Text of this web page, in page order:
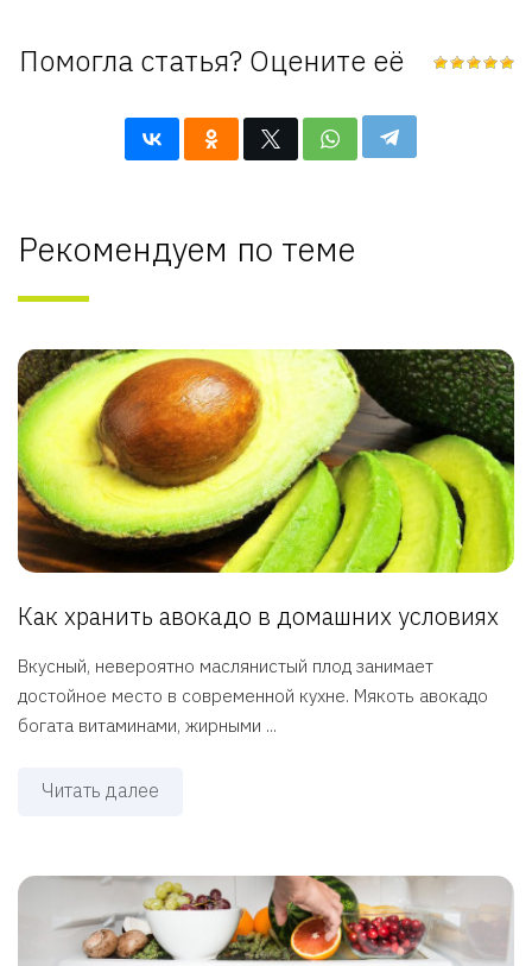
Помогла статья? Оцените её
Рекомендуем по теме
Как хранить авокадо в домашних условиях
Вкусный, невероятно маслянистый плод занимает
достойное место в современной кухне. Мякоть авокадо
богата витаминами, жирными ...
Читать далее